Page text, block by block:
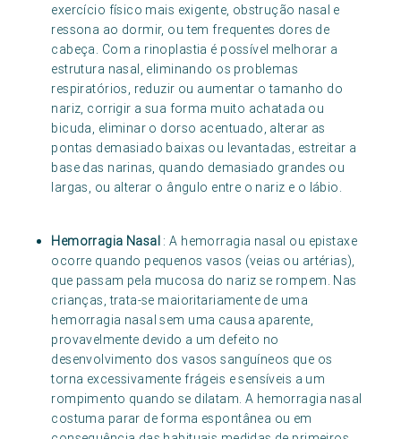
exercício físico mais exigente, obstrução nasal e
ressona ao dormir, ou tem frequentes dores de
cabeça. Com a rinoplastia é possível melhorar a
estrutura nasal, eliminando os problemas
respiratórios, reduzir ou aumentar o tamanho do
nariz, corrigir a sua forma muito achatada ou
bicuda, eliminar o dorso acentuado, alterar as
pontas demasiado baixas ou levantadas, estreitar a
base das narinas, quando demasiado grandes ou
largas, ou alterar o ângulo entre o nariz e o lábio.
Hemorragia Nasal : A hemorragia nasal ou epistaxe
ocorre quando pequenos vasos (veias ou artérias),
que passam pela mucosa do nariz se rompem. Nas
crianças, trata-se maioritariamente de uma
hemorragia nasal sem uma causa aparente,
provavelmente devido a um defeito no
desenvolvimento dos vasos sanguíneos que os
torna excessivamente frágeis e sensíveis a um
rompimento quando se dilatam. A hemorragia nasal
costuma parar de forma espontânea ou em